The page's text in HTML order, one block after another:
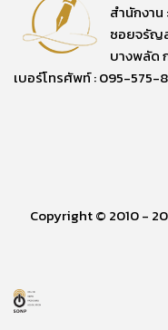
สำนักงาน
ซอยจรัญ
บางพลัด
เบอร์โทรศัพท์ : 095-575-
Copyright © 2010 -